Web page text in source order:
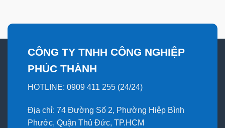
CÔNG TY TNHH CÔNG NGHIỆP
PHÚC THÀNH
HOTLINE: 0909 411 255 (24/24)
Địa chỉ: 74 Đường Số 2, Phường Hiệp Bình
Phước, Quận Thủ Đức, TP.HCM